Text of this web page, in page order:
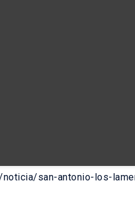
san-antonio-los-